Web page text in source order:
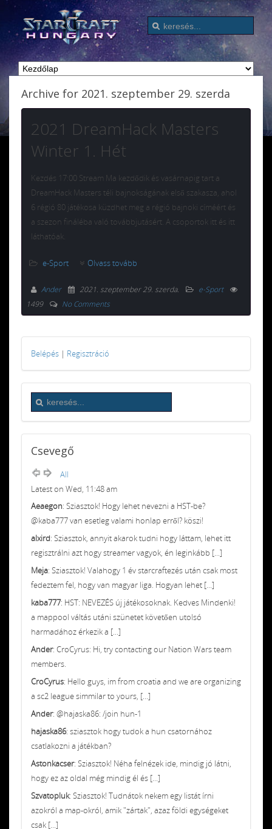
Archive for 2021. szeptember 29. szerda
2021 DreamHack Masters
Winter 1. Hét
Kezdés 17:00 Stream Ma kezdődik és vasárnapig tart a
DreamHack Masters téli bajnokságának első szakasza, ahol
6 régió 80 játékosa küzdhet meg a régió bajnoki címéért és
a szezon fináléba való továbbjutásért. A csoportok itt és itt
láthatóak.
e-Sport Olvass tovább
Ander 2021. szeptember 29. szerda.
e-Sport
1499
No Comments
Belépés | Regisztráció
Csevegő
All
Latest on Wed, 11:48 am
Aeaegon: Sziasztok! Hogy lehet nevezni a HST-be?
@kaba777 van esetleg valami honlap erről? köszi!
alxird: Sziasztok, annyit akarok tudni hogy láttam, lehet itt
regisztrálni azt hogy streamer vagyok, én leginkább [...]
Meja: Sziasztok! Valahogy 1 év starcraftezés után csak most
fedeztem fel, hogy van magyar liga. Hogyan lehet [...]
kaba777: HST: NEVEZÉS új játékosoknak. Kedves Mindenki!
a mappool váltás utáni szünetet követően utolsó
harmadához érkezik a [...]
Ander: CroCyrus: Hi, try contacting our Nation Wars team
members.
CroCyrus: Hello guys, im from croatia and we are organizing
a sc2 league simmilar to yours, [...]
Ander: @hajaska86: /join hun-1
hajaska86: sziasztok hogy tudok a hun csatornához
csatlakozni a játékban?
Astonkacser: Sziasztok! Néha felnézek ide, mindig jó látni,
hogy ez az oldal még mindig él és [...]
Szvatopluk: Sziasztok! Tudnátok nekem egy listát írni
azokról a map-okról, amik "zártak", azaz földi egységeket
csak [...]